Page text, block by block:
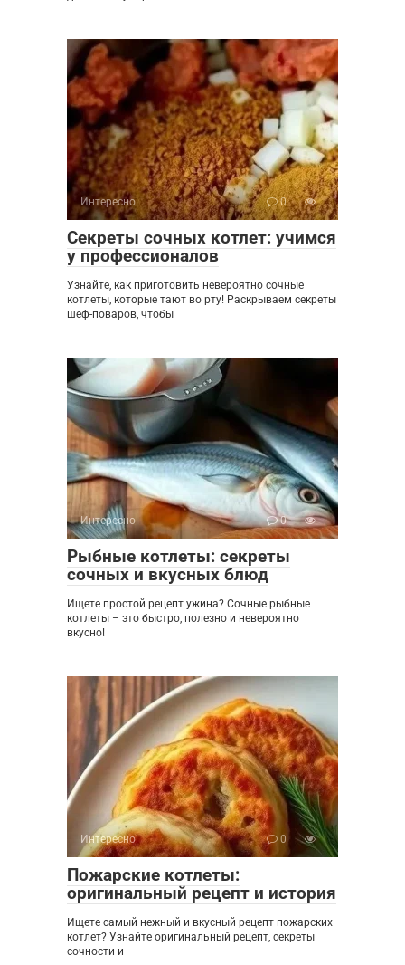
Интересно 0
Секреты сочных котлет: учимся
у профессионалов
Узнайте, как приготовить невероятно сочные
котлеты, которые тают во рту! Раскрываем секреты
шеф-поваров, чтобы
Интересно 0
Рыбные котлеты: секреты
сочных и вкусных блюд
Ищете простой рецепт ужина? Сочные рыбные
котлеты – это быстро, полезно и невероятно
вкусно!
Интересно 0
Пожарские котлеты:
оригинальный рецепт и история
Ищете самый нежный и вкусный рецепт пожарских
котлет? Узнайте оригинальный рецепт, секреты
сочности и